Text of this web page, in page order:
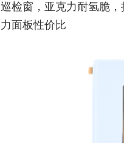
巡检窗，亚克力耐氢脆
力面板性价比